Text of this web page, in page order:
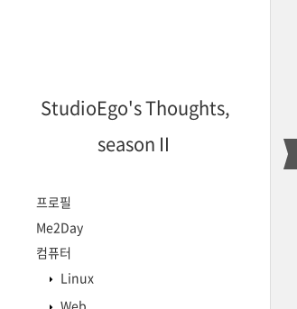
StudioEgo's Thoughts,
seasonⅡ
프로필
Me2Day
컴퓨터
Linux
Web